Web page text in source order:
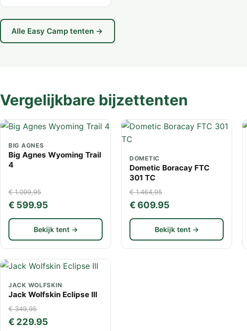
Alle Easy Camp tenten →
Vergelijkbare bijzettenten
BIG AGNES
Big Agnes Wyoming Trail
4
€ 1.099,95
€ 599.95
Bekijk tent →
DOMETIC
Dometic Boracay FTC
301 TC
€ 1.464,95
€ 609.95
Bekijk tent →
JACK WOLFSKIN
Jack Wolfskin Eclipse III
€ 349,95
€ 229.95